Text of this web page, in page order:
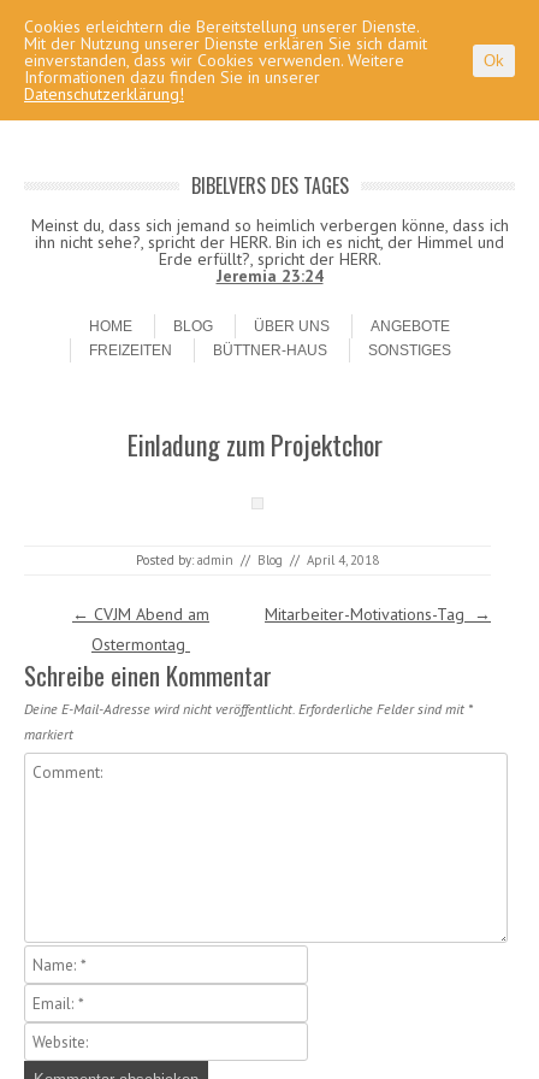
BIBELVERS DES TAGES
Meinst du, dass sich jemand so heimlich verbergen könne, dass ich
ihn nicht sehe?, spricht der HERR. Bin ich es nicht, der Himmel und
Erde erfüllt?, spricht der HERR.
Jeremia 23:24
HOME
BLOG ÜBER UNS
ANGEBOTE
FREIZEITEN
BÜTTNER-HAUS SONSTIGES
Einladung zum Projektchor
Posted by: admin // Blog // April 4, 2018
Post navigation
← CVJM Abend am
Ostermontag
Mitarbeiter-Motivations-Tag →
Schreibe einen Kommentar
Deine E-Mail-Adresse wird nicht veröffentlicht. Erforderliche Felder sind mit *
markiert
Cookies erleichtern die Bereitstellung unserer Dienste.
Mit der Nutzung unserer Dienste erklären Sie sich damit
einverstanden, dass wir Cookies verwenden. Weitere
Informationen dazu finden Sie in unserer
Datenschutzerklärung!
Ok